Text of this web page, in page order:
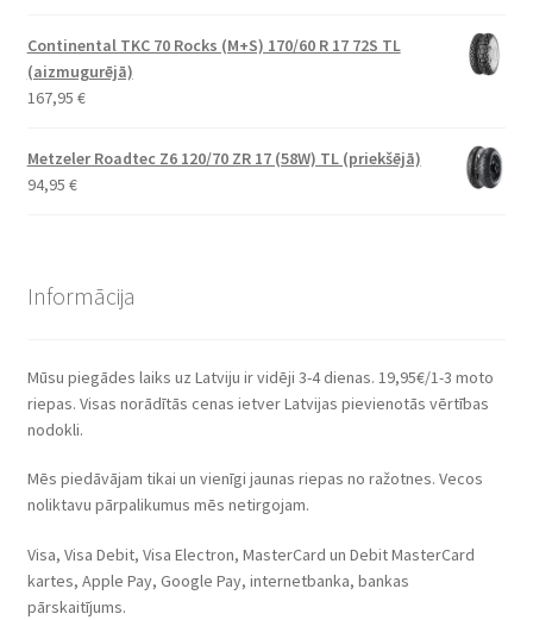
Continental TKC 70 Rocks (M+S) 170/60 R 17 72S TL
(aizmugurējā)
167,95 €
Metzeler Roadtec Z6 120/70 ZR 17 (58W) TL (priekšējā)
94,95 €
Informācija
Mūsu piegādes laiks uz Latviju ir vidēji 3-4 dienas. 19,95€/1-3 moto
riepas. Visas norādītās cenas ietver Latvijas pievienotās vērtības
nodokli.
Mēs piedāvājam tikai un vienīgi jaunas riepas no ražotnes. Vecos
noliktavu pārpalikumus mēs netirgojam.
Visa, Visa Debit, Visa Electron, MasterCard un Debit MasterCard
kartes, Apple Pay, Google Pay, internetbanka, bankas
pārskaitījums.